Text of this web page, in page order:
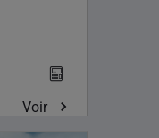
Voir